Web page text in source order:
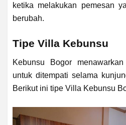
ketika melakukan pemesan
berubah.
Tipe Villa Kebunsu
Kebunsu Bogor
untuk ditempati selama
Berikut ini tipe Villa Kebunsu